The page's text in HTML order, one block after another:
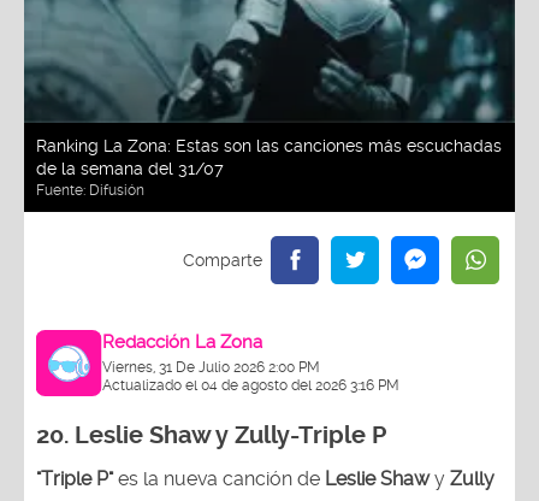
Ranking La Zona: Estas son las canciones más escuchadas
de la semana del 31/07
Fuente:Difusión
Viernes, 31 De Julio 2026 2:00 PM
Actualizado el 04 de agosto del 2026 3:16 PM
es la nueva canción de Leslie Shaw
que promete conquistar a todos.